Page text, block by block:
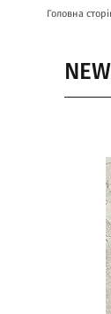
Головна